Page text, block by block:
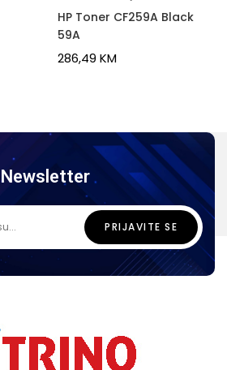
HP Toner CF259A Black
59A
286,49 KM
Newsletter